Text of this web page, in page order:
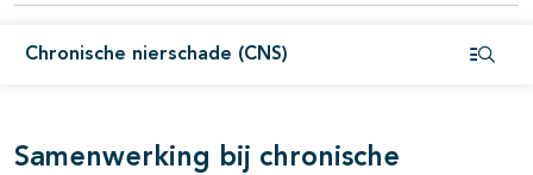
Chronische nierschade (CNS)
open- en dichtklappen
open- en dichtklappen
Samenwerking bij chronische